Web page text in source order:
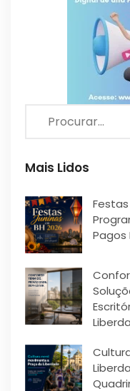
Mais Lidos
Festas
Pagos